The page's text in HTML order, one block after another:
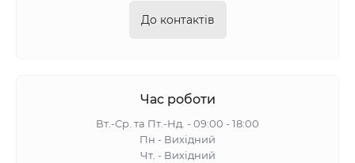
До контактів
Час роботи
Вт.-Ср. та Пт.-Нд. - 09:00 - 18:00
Пн - Вихідний
Чт. - Вихідний